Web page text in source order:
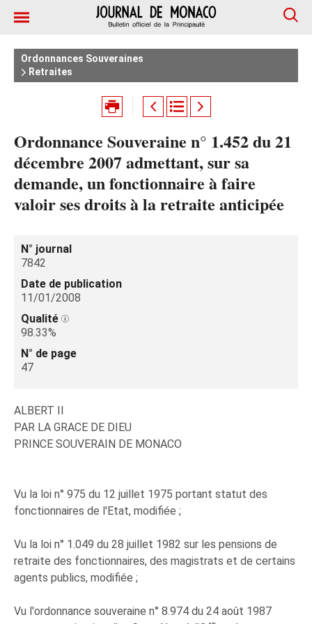
Ordonnances Souveraines
Retraites
Ordonnance Souveraine n° 1.452 du 21
décembre 2007 admettant, sur sa
demande, un fonctionnaire à faire
valoir ses droits à la retraite anticipée
N° journal
7842
Date de publication
11/01/2008
Qualité
98.33%
N° de page
47
ALBERT II
PAR LA GRACE DE DIEU
PRINCE SOUVERAIN DE MONACO
Vu la loi n° 975 du 12 juillet 1975 portant statut des
fonctionnaires de l'Etat, modifiée ;
Vu la loi n° 1.049 du 28 juillet 1982 sur les pensions de
retraite des fonctionnaires, des magistrats et de certains
agents publics, modifiée ;
Vu l'ordonnance souveraine n° 8.974 du 24 août 1987